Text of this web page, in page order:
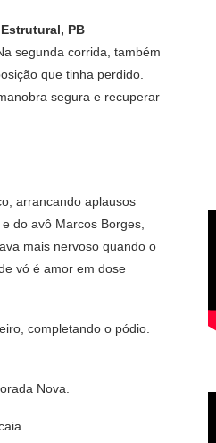
PB
segunda corrida, também
que tinha perdido.
segura e recuperar
arrancando aplausos
do avô Marcos Borges,
mais nervoso quando o
vó é amor em dose
completando o pódio.
Nova.